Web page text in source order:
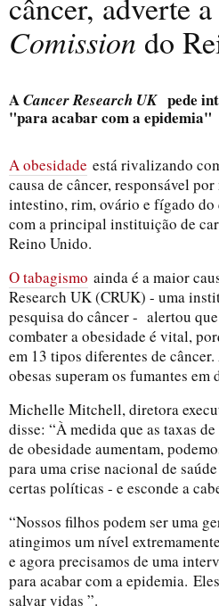
Comission do
ACancer Research UK pede
"para acabar com a epidemia"
A obesidade está rivalizando
causa de câncer, responsável
intestino, rim, ovário e fígado do
com a principal instituição de
Reino Unido.
O tabagismo ainda é a maior
Research UK (CRUK) - uma
pesquisa do câncer - alertou
combater a obesidade é vital,
em 13 tipos diferentes de
obesas superam os fumantes em
Michelle Mitchell, diretora
disse: “À medida que as taxas
de obesidade aumentam,
para uma crise nacional de
certas políticas - e esconde a
“Nossos filhos podem ser uma
atingimos um nível
e agora precisamos de uma
para acabar com a epidemia.
salvar vidas ”.